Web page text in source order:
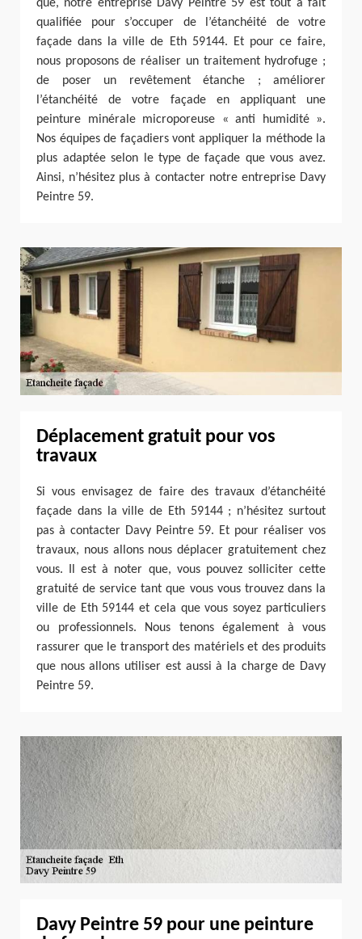
que, notre entreprise Davy Peintre 59 est tout à fait
qualifiée pour s’occuper de l’étanchéité de votre
façade dans la ville de Eth 59144. Et pour ce faire,
nous proposons de réaliser un traitement hydrofuge ;
de poser un revêtement étanche ; améliorer
l’étanchéité de votre façade en appliquant une
peinture minérale microporeuse « anti humidité ».
Nos équipes de façadiers vont appliquer la méthode la
plus adaptée selon le type de façade que vous avez.
Ainsi, n’hésitez plus à contacter notre entreprise Davy
Peintre 59.
Déplacement gratuit pour vos
travaux
Si vous envisagez de faire des travaux d’étanchéité
façade dans la ville de Eth 59144 ; n’hésitez surtout
pas à contacter Davy Peintre 59. Et pour réaliser vos
travaux, nous allons nous déplacer gratuitement chez
vous. Il est à noter que, vous pouvez solliciter cette
gratuité de service tant que vous vous trouvez dans la
ville de Eth 59144 et cela que vous soyez particuliers
ou professionnels. Nous tenons également à vous
rassurer que le transport des matériels et des produits
que nous allons utiliser est aussi à la charge de Davy
Peintre 59.
Davy Peintre 59 pour une peinture